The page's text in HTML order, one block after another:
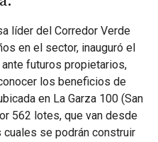
líder del Corredor Verde
en el sector, inauguró el
futuros propietarios,
los beneficios de
en La Garza 100 (San
562 lotes, que van desde
se podrán construir